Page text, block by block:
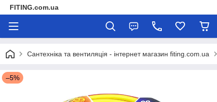
FITING.com.ua
Сантехніка та вентиляція - інтернет магазин fiting.com.ua
–5%